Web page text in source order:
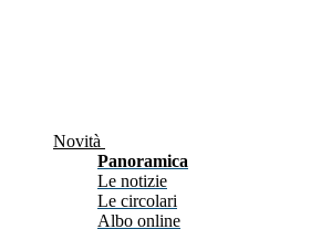
Novità
Panoramica
Le notizie
Le circolari
Albo online